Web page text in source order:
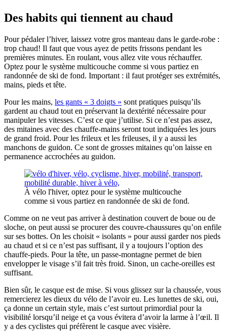
Des habits qui tiennent au chaud
Pour pédaler l’hiver, laissez votre gros manteau dans le garde-robe :
trop chaud! Il faut que vous ayez de petits frissons pendant les
premières minutes. En roulant, vous allez vite vous réchauffer.
Optez pour le système multicouche comme si vous partiez en
randonnée de ski de fond. Important : il faut protéger ses extrémités,
mains, pieds et tête.
Pour les mains, les gants « 3 doigts » sont pratiques puisqu’ils
gardent au chaud tout en préservant la dextérité nécessaire pour
manipuler les vitesses. C’est ce que j’utilise. Si ce n’est pas assez,
des mitaines avec des chauffe-mains seront tout indiquées les jours
de grand froid. Pour les frileux et les frileuses, il y a aussi les
manchons de guidon. Ce sont de grosses mitaines qu’on laisse en
permanence accrochées au guidon.
À vélo l'hiver, optez pour le système multicouche
comme si vous partiez en randonnée de ski de fond.
Comme on ne veut pas arriver à destination couvert de boue ou de
sloche, on peut aussi se procurer des couvre-chaussures qu’on enfile
sur ses bottes. On les choisit « isolants » pour aussi garder nos pieds
au chaud et si ce n’est pas suffisant, il y a toujours l’option des
chauffe-pieds. Pour la tête, un passe-montagne permet de bien
envelopper le visage s’il fait très froid. Sinon, un cache-oreilles est
suffisant.
Bien sûr, le casque est de mise. Si vous glissez sur la chaussée, vous
remercierez les dieux du vélo de l’avoir eu. Les lunettes de ski, oui,
ça donne un certain style, mais c’est surtout primordial pour la
visibilité lorsqu’il neige et ça vous évitera d’avoir la larme à l’œil. Il
y a des cyclistes qui préfèrent le casque avec visière.